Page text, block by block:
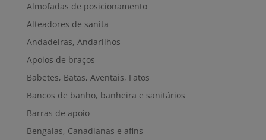
Almofadas de posicionamento
Alteadores de sanita
Andadeiras, Andarilhos
Apoios de braços
Babetes, Batas, Aventais, Fatos
Bancos de banho, banheira e sanitários
Barras de apoio
Bengalas, Canadianas e afins